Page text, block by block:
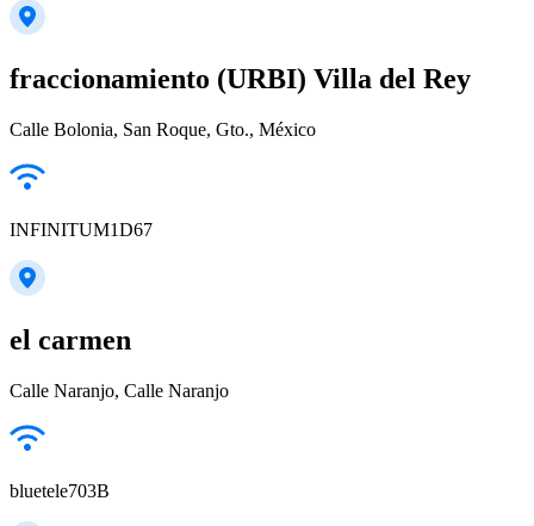
fraccionamiento (URBI) Villa del Rey
Calle Bolonia, San Roque, Gto., México
INFINITUM1D67
el carmen
Calle Naranjo, Calle Naranjo
bluetele703B